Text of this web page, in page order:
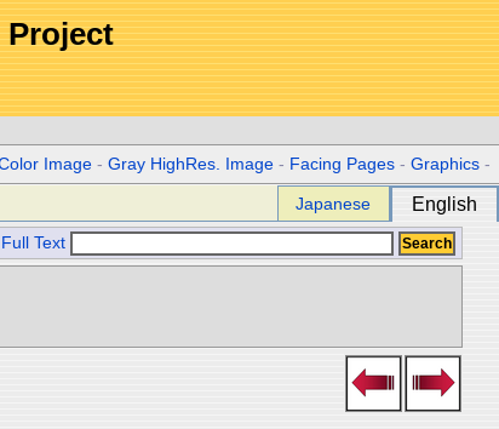
Project
Image -Gray HighRes. Image - Facing Pages -Graphics -
Japanese English
Full Text